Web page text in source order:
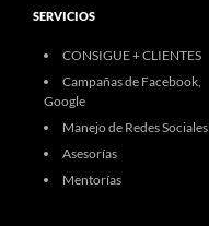
SERVICIOS
CONSIGUE + CLIENTES
Campañas de Facebook,
Google
Manejo de Redes Sociales
Asesorías
Mentorías